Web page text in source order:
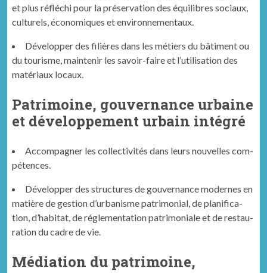
et plus réfléchi pour la préser­va­tion des équili­bres soci­aux,
cul­turels, économiques et environnementaux.
Dévelop­per des fil­ières dans les métiers du bâti­ment ou
du tourisme, main­tenir les savoir-faire et l’utilisation des
matéri­aux locaux.
Patrimoine, gouvernance urbaine
et développement urbain intégré
Accom­pa­g­n­er les col­lec­tiv­ités dans leurs nou­velles com­
pé­tences.
Dévelop­per des struc­tures de gou­ver­nance mod­ernes en
matière de ges­tion d’urbanisme pat­ri­mo­ni­al, de plan­i­fi­ca­
tion, d’habitat, de régle­men­ta­tion pat­ri­mo­ni­ale et de restau­
ra­tion du cadre de vie.
Médiation du patrimoine,